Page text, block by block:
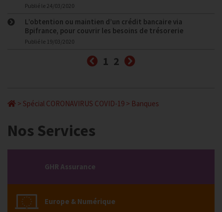
Publié le 24/03/2020
L’obtention ou maintien d’un crédit bancaire via
Bpifrance, pour couvrir les besoins de trésorerie
Publié le 19/03/2020
Précédent
1 2
> Spécial CORONAVIRUS COVID-19 > Banques
Nos Services
GHR Assurance
Europe & Numérique